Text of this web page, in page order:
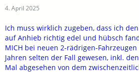
4. April 2025
Ich muss wirklich zugeben, dass ich
auf Anhieb richtig edel und hübsch
MICH bei neuen 2-rädrigen-
Jahren selten der Fall gewesen, inkl.
Mal abgesehen von dem